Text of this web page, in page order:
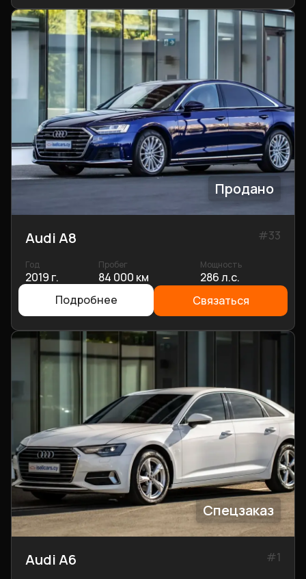
Продано
Audi A8 #33
Год
2019 г.
Пробег
84 000 км
Мощность
286 л.с.
Подробнее
Связаться
Спецзаказ
Audi A6 #1